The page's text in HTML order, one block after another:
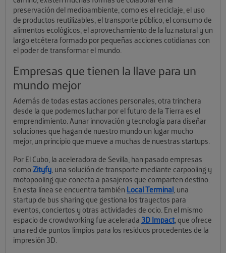
preservación del medioambiente, como es el reciclaje, el uso
de productos reutilizables, el transporte público, el consumo de
alimentos ecológicos, el aprovechamiento de la luz natural y un
largo etcétera formado por pequeñas acciones cotidianas con
el poder de transformar el mundo.
Empresas que tienen la llave para un
mundo mejor
Además de todas estas acciones personales, otra trinchera
desde la que podemos luchar por el futuro de la Tierra es el
emprendimiento. Aunar innovación y tecnología para diseñar
soluciones que hagan de nuestro mundo un lugar mucho
mejor, un principio que mueve a muchas de nuestras startups.
Por El Cubo, la aceleradora de Sevilla, han pasado empresas
comoZityfy, una solución de transporte mediante carpooling y
motopooling que conecta a pasajeros que comparten destino.
En esta línea se encuentra también Local Terminal, una
startup de bus sharing que gestiona los trayectos para
eventos, conciertos y otras actividades de ocio. En el mismo
espacio de crowdworking fue acelerada 3D Impact, que ofrece
una red de puntos limpios para los residuos procedentes de la
impresión 3D.